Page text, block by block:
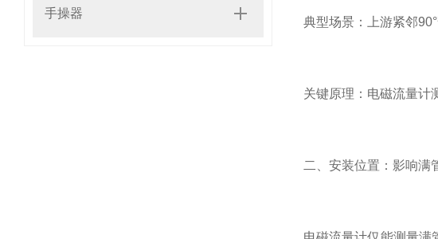
手操器
典型场景：上游紧邻
关键原理：电磁流量计
二、安装位置：影响满